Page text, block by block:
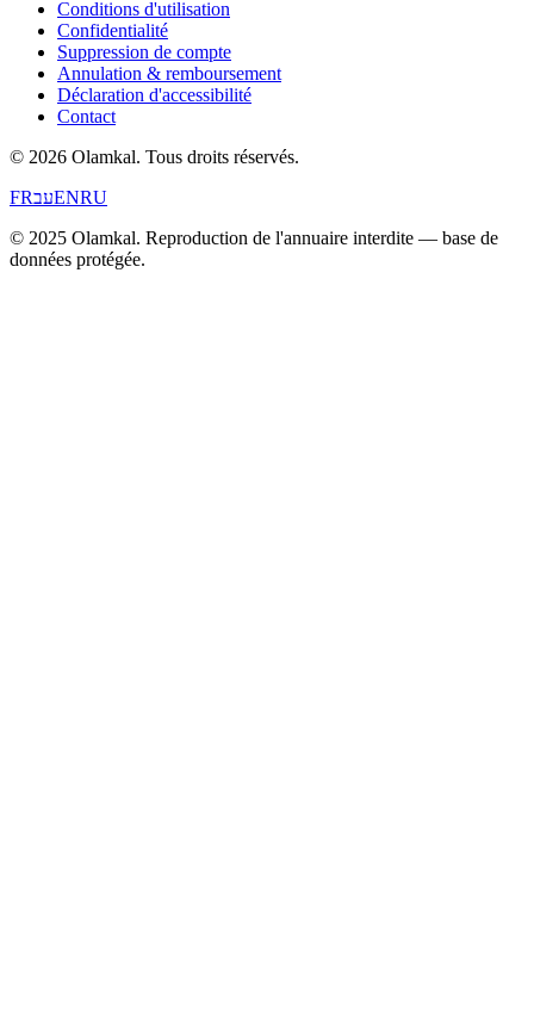
Conditions d'utilisation
Confidentialité
Suppression de compte
Annulation & remboursement
Déclaration d'accessibilité
Contact
© 2026 Olamkal. Tous droits réservés.
FRעבENRU
© 2025 Olamkal. Reproduction de l'annuaire interdite — base de
données protégée.